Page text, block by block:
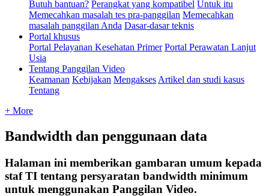
Butuh bantuan? Perangkat yang kompatibel Untuk itu
Memecahkan masalah tes pra-panggilan Memecahkan
masalah panggilan Anda Dasar-dasar teknis
Portal khusus
Portal Pelayanan Kesehatan Primer Portal Perawatan Lanjut
Usia
Tentang Panggilan Video
Keamanan Kebijakan Mengakses Artikel dan studi kasus
Tentang
+ More
Bandwidth dan penggunaan data
Halaman ini memberikan gambaran umum kepada
staf TI tentang persyaratan bandwidth minimum
untuk menggunakan Panggilan Video.